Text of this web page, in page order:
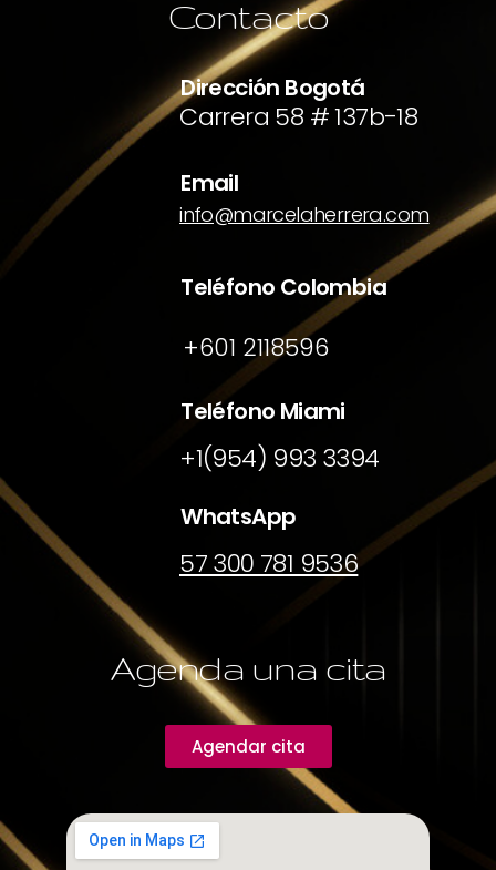
Contacto
Dirección Bogotá
Carrera 58 # 137b-18
Email
info@marcelaherrera.com
Teléfono Colombia
+601 2118596
Teléfono Miami
+1(954) 993 3394
WhatsApp
57 300 781 9536
Agenda una cita
Agendar cita